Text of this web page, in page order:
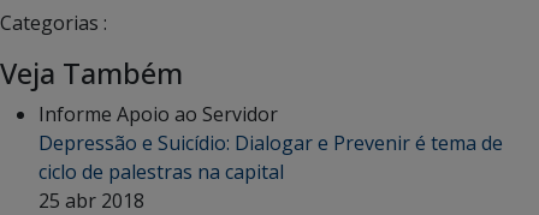
Categorias :
Veja Também
Informe Apoio ao Servidor
Depressão e Suicídio: Dialogar e Prevenir é tema de
ciclo de palestras na capital
25 abr 2018